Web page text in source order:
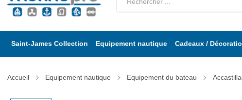
Saint-James Collection Equipement nautique Cadeaux /
Accueil Equipement nautique Equipement du bateau